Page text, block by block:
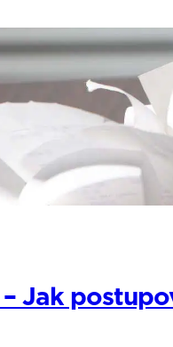
– Jak